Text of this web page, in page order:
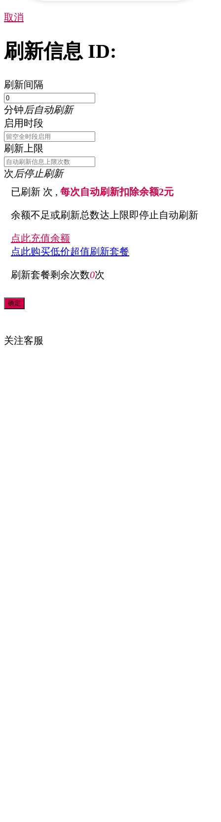
取消
刷新信息 ID:
刷新间隔
分钟后自动刷新
启用时段
刷新上限
次 后停止刷新
已刷新 次 , 每次自动刷新扣除余额2元
余额不足或刷新总数达上限即停止自动刷新
点此充值余额
点此购买低价超值刷新套餐
刷新套餐剩余次数0次
关注客服